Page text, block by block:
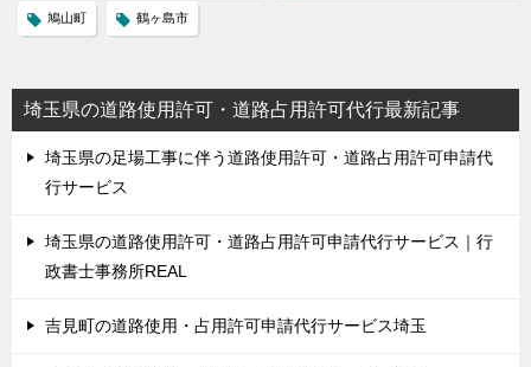
鳩山町 鶴ヶ島市
埼玉県の道路使用許可・道路占用許可代行最新記事
埼玉県の足場工事に伴う道路使用許可・道路占用許可申請代
行サービス
埼玉県の道路使用許可・道路占用許可申請代行サービス｜行
政書士事務所REAL
吉見町の道路使用・占用許可申請代行サービス埼玉